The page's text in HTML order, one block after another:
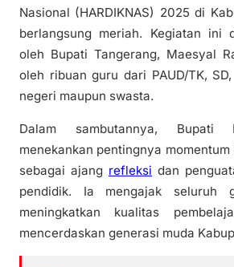
Nasional (HARDIKNAS) 2025 di
berlangsung meriah. Kegiatan ini
oleh Bupati Tangerang, Maesyal
oleh ribuan guru dari PAUD/TK,
negeri maupun swasta.
Dalam sambutannya, Bupati
menekankan pentingnya momentum
sebagai ajang refleksi dan
pendidik. Ia mengajak seluruh
meningkatkan kualitas
mencerdaskan generasi muda